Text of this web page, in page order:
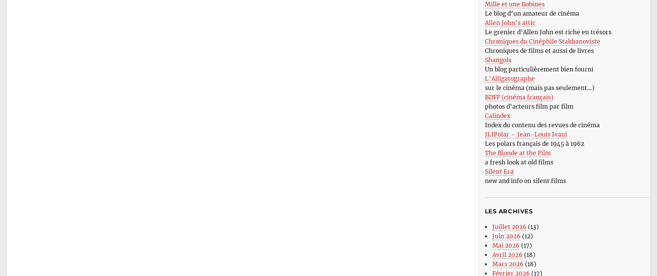
Mille et une Bobines
Le blog d’un amateur de cinéma
Allen John’s attic
Le grenier d’Allen John est riche en trésors
Chroniques du Cinéphile Stakhanoviste
Chroniques de films et aussi de livres
Shangols
Un blog particulièrement bien fourni
L’Alligatographe
sur le cinéma (mais pas seulement…)
BDFF (cinéma français)
photos d’acteurs film par film
Calindex
Index du contenu des revues de cinéma
JLIPolar – Jean-Louis Ivani
Les polars français de 1945 à 1962
The Blonde at the Film
a fresh look at old films
Silent Era
new and info on silent films
LES ARCHIVES
Juillet 2026 (13)
Juin 2026 (12)
Mai 2026 (17)
Avril 2026 (18)
Mars 2026 (18)
Février 2026 (17)